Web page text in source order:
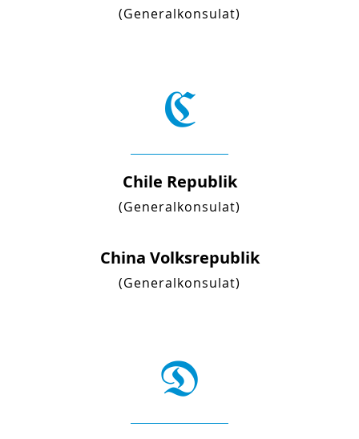
(Generalkonsulat)
C
Chile Republik
(Generalkonsulat)
China Volksrepublik
(Generalkonsulat)
D